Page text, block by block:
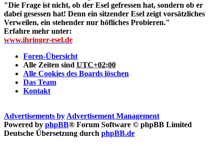
"Die Frage ist nicht, ob der Esel gefressen hat, sondern ob er
dabei gesessen hat! Denn ein sitzender Esel zeigt vorsätzliches
Verweilen, ein stehender nur höfliches Probieren."
Erfahre mehr unter:
www.ihringer-esel.de
Foren-Übersicht
Alle Zeiten sind UTC+02:00
Alle Cookies des Boards löschen
Das Team
Kontakt
Advertisements by Advertisement Management
Powered by phpBB® Forum Software © phpBB Limited
Deutsche Übersetzung durch phpBB.de